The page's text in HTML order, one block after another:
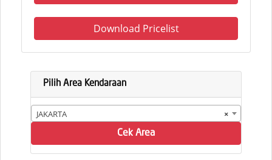
Download Pricelist
Pilih Area Kendaraan
×
JAKARTA
Cek Area